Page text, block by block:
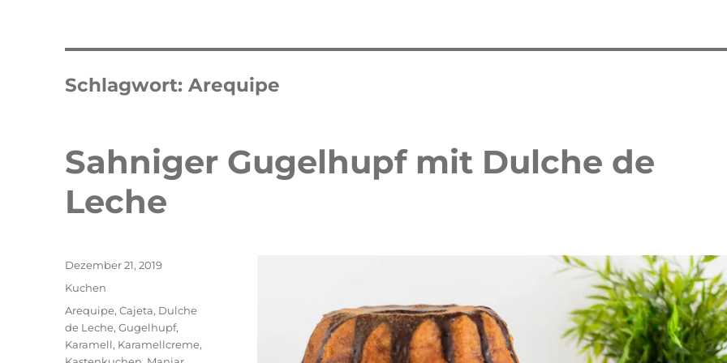
Schlagwort:Arequipe
Sahniger Gugelhupf mit Dulche de
Leche
Veröffentlicht
Dezember 21, 2019
Kategorien
Kuchen
Schlagwörter
Arequipe,Cajeta, Dulche
de Leche,Gugelhupf,
Karamell, Karamellcreme,